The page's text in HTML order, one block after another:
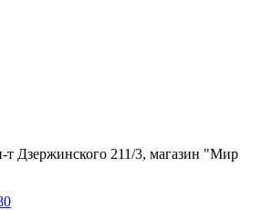
т Дзержинского 211/3, магазин "Мир